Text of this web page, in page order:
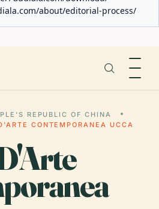
about/editorial-process/
REPUBLIC OF CHINA
CONTEMPORANEA UCCA